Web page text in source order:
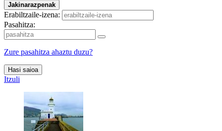
Jakinarazpenak
Erabiltzaile-izena:
Pasahitza:
Zure pasahitza ahaztu duzu?
Hasi saioa
Itzuli